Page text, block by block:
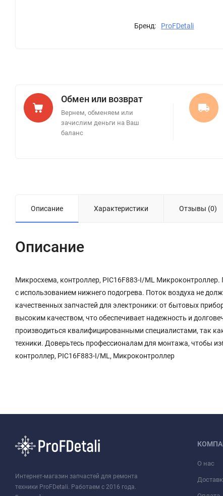
Бренд: ProFDetali
Обмен или возврат
Вернем, обменяем или
зачислим деньги на Ваш
баланс
Описание Характеристики Отзывы (0)
Описание
Микросхема, контроллер, PIC16F883-I/ML
с использованием нижнего подогрева. Поток воздуха не
качественных запчастей для электроники: от бытовых
высоким качеством, что обеспечивает надежность и
производиться квалифицированными специалистами, так
техники. Доверьтесь профессионалам для монтажа, чтобы
контроллер, PIC16F883-I/ML, Микроконтроллер
Интернет-магазин запчастей для ремонта
техники ProFDetali. Работаем с 2016 года.
О нас